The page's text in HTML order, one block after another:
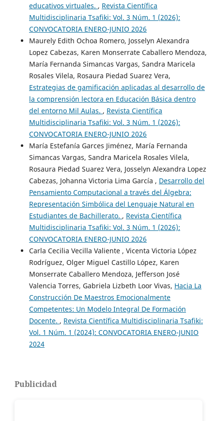
educativos virtuales. , Revista Científica
Multidisciplinaria Tsafiki: Vol. 3 Núm. 1 (2026):
CONVOCATORIA ENERO-JUNIO 2026
Maurely Edith Ochoa Romero, Josselyn Alexandra
Lopez Cabezas, Karen Monserrate Caballero Mendoza,
María Fernanda Simancas Vargas, Sandra Maricela
Rosales Vilela, Rosaura Piedad Suarez Vera,
Estrategias de gamificación aplicadas al desarrollo de
la comprensión lectora en Educación Básica dentro
del entorno Mil Aulas. , Revista Científica
Multidisciplinaria Tsafiki: Vol. 3 Núm. 1 (2026):
CONVOCATORIA ENERO-JUNIO 2026
María Estefanía Garces Jiménez, María Fernanda
Simancas Vargas, Sandra Maricela Rosales Vilela,
Rosaura Piedad Suarez Vera, Josselyn Alexandra Lopez
Cabezas, Johanna Victoria Lima García , Desarrollo del
Pensamiento Computacional a través del Álgebra:
Representación Simbólica del Lenguaje Natural en
Estudiantes de Bachillerato. , Revista Científica
Multidisciplinaria Tsafiki: Vol. 3 Núm. 1 (2026):
CONVOCATORIA ENERO-JUNIO 2026
Carla Cecilia Vecilla Valiente , Vicenta Victoria López
Rodríguez, Olger Miguel Castillo López, Karen
Monserrate Caballero Mendoza, Jefferson José
Valencia Torres, Gabriela Lizbeth Loor Vivas, Hacia La
Construcción De Maestros Emocionalmente
Competentes: Un Modelo Integral De Formación
Docente. , Revista Científica Multidisciplinaria Tsafiki:
Vol. 1 Núm. 1 (2024): CONVOCATORIA ENERO-JUNIO
2024
Publicidad